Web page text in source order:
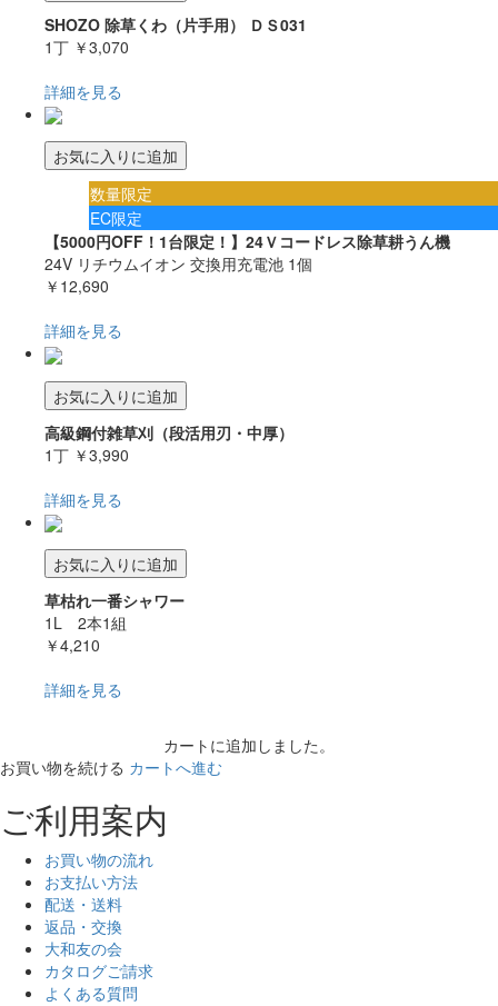
SHOZO 除草くわ（片手用） ＤＳ031
1丁 ￥3,070
詳細を見る
お気に入りに追加
数量限定
EC限定
【5000円OFF！1台限定！】24Ｖコードレス除草耕うん機
24V リチウムイオン 交換用充電池 1個
￥12,690
詳細を見る
お気に入りに追加
高級鋼付雑草刈（段活用刃・中厚）
1丁 ￥3,990
詳細を見る
お気に入りに追加
草枯れ一番シャワー
1L 2本1組
￥4,210
詳細を見る
カートに追加しました。
お買い物を続ける カートへ進む
ご利用案内
お買い物の流れ
お支払い方法
配送・送料
返品・交換
大和友の会
カタログご請求
よくある質問